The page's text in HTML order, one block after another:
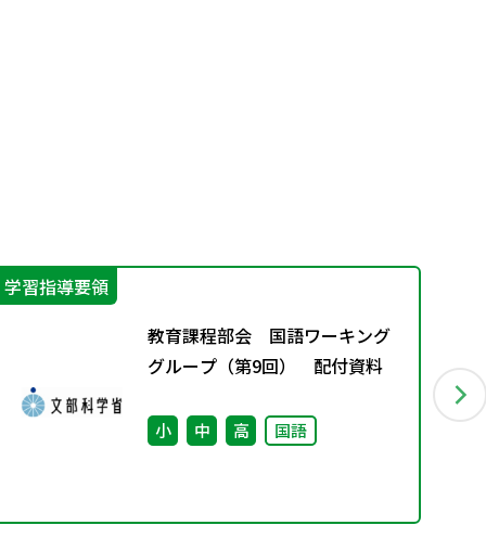
学習指導要領
教育課程部会 国語ワーキング
グループ（第9回） 配付資料
小 中 高 国語